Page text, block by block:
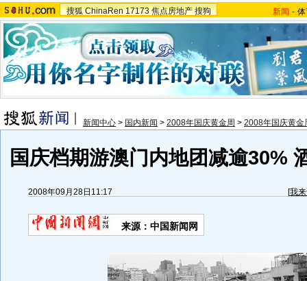
搜狐 ChinaRen 17173 焦点房地产 搜狗 新闻 -
新闻中心 > 国内新闻 > 2008年国庆黄金周 > 2008年国庆黄金
国庆档期游澳门内地团减逾30%
2008年09月28日11:17 [我
来源：中国新闻网